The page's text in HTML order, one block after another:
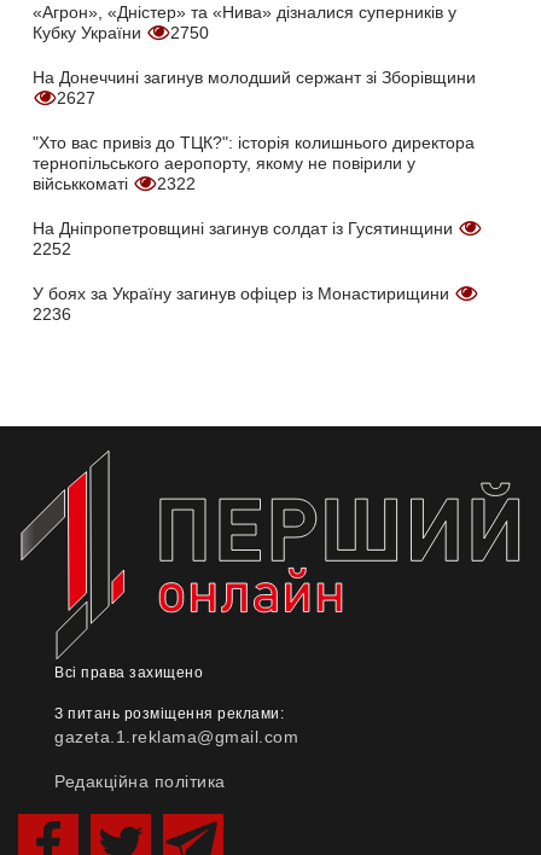
«Агрон», «Дністер» та «Нива» дізналися суперників у
Кубку України
2750
На Донеччині загинув молодший сержант зі Зборівщини
2627
"Хто вас привіз до ТЦК?": історія колишнього директора
тернопільського аеропорту, якому не повірили у
військкоматі
2322
На Дніпропетровщині загинув солдат із Гусятинщини
2252
У боях за Україну загинув офіцер із Монастирищини
2236
Всі права захищено
З питань розміщення реклами:
gazeta.1.reklama@gmail.com
Редакційна політика